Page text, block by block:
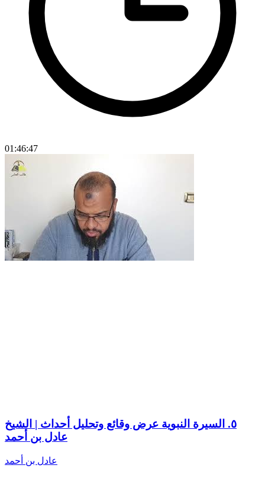
01:46:47
٥. السيرة النبوية عرض وقائع وتحليل أحداث | الشيخ
عادل بن أحمد
عادل بن أحمد